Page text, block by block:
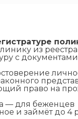
из
с
право на
— для беженцев
и займёт до 4